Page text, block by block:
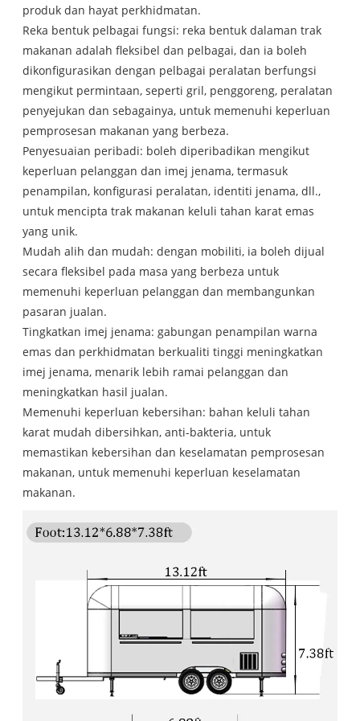
produk dan hayat perkhidmatan.
Reka bentuk pelbagai fungsi: reka bentuk dalaman trak
makanan adalah fleksibel dan pelbagai, dan ia boleh
dikonfigurasikan dengan pelbagai peralatan berfungsi
mengikut permintaan, seperti gril, penggoreng, peralatan
penyejukan dan sebagainya, untuk memenuhi keperluan
pemprosesan makanan yang berbeza.
Penyesuaian peribadi: boleh diperibadikan mengikut
keperluan pelanggan dan imej jenama, termasuk
penampilan, konfigurasi peralatan, identiti jenama, dll.,
untuk mencipta trak makanan keluli tahan karat emas
yang unik.
Mudah alih dan mudah: dengan mobiliti, ia boleh dijual
secara fleksibel pada masa yang berbeza untuk
memenuhi keperluan pelanggan dan membangunkan
pasaran jualan.
Tingkatkan imej jenama: gabungan penampilan warna
emas dan perkhidmatan berkualiti tinggi meningkatkan
imej jenama, menarik lebih ramai pelanggan dan
meningkatkan hasil jualan.
Memenuhi keperluan kebersihan: bahan keluli tahan
karat mudah dibersihkan, anti-bakteria, untuk
memastikan kebersihan dan keselamatan pemprosesan
makanan, untuk memenuhi keperluan keselamatan
makanan.